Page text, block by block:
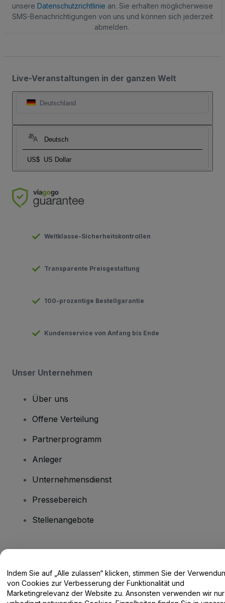
unsere Datenschutzrichtlinie an. Sie erhalten möglicherweise
SMS-Benachrichtigungen von uns und können sich jederzeit
abmelden.
Live-Veranstaltungen in der ganzen Welt
Deutschland
Deutsch
US$ US Dollar
Weltklasse-Sicherheitskontrollen
Transparente Preisgestaltung
100-prozentige Bestellgarantie
Kundenservice von Anfang bis Ende
Unser Unternehmen
Über uns
Offene Verteilung
Partnerprogramm
Anleger
Unternehmensdienst
Pressebereich
Stellenangebote
Hilfe-Center / Kontakt
Indem Sie auf „Alle zulassen“ klicken, stimmen Sie der
von Cookies zur Verbesserung der Funktionalität und
Marketingrelevanz der Website zu. Ansonsten verwenden wir nur